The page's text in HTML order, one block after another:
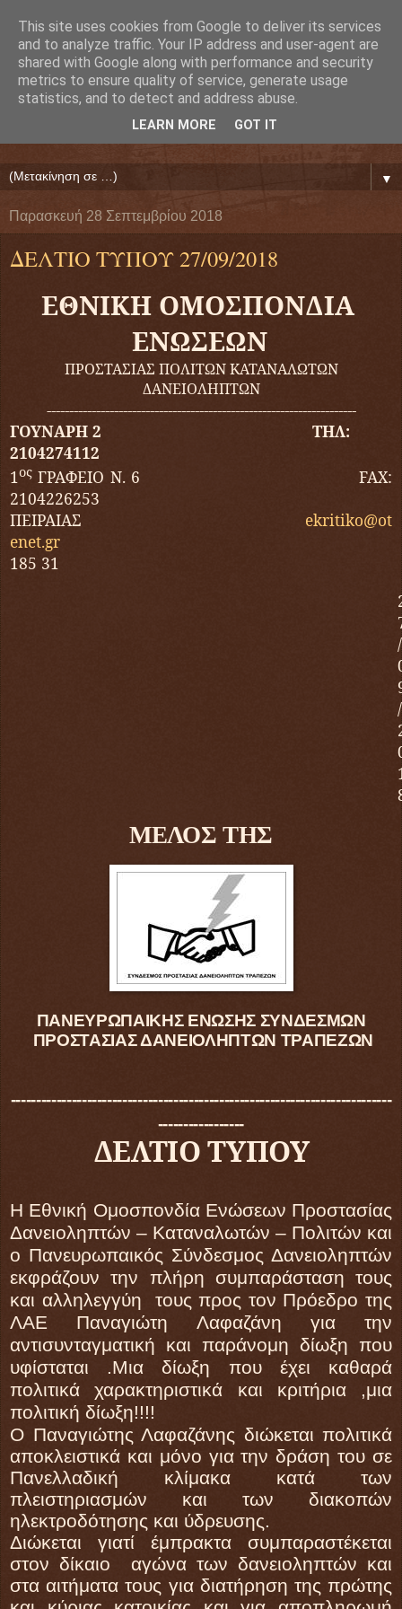
Ευάγγελος Κρητικός
ΠΡΟΕΔΡΟΣ ΕΘΝΙΚΗΣ ΟΜΟΣΠΟΝΔΙΑΣ ΔΑΝΕΙΟΛΗΠΤΩΝ
▼
Παρασκευή 28 Σεπτεμβρίου 2018
ΔΕΛΤΙΟ ΤΥΠΟΥ 27/09/2018
ΕΘΝΙΚΗ ΟΜΟΣΠΟΝΔΙΑ
ΕΝΩΣΕΩΝ
ΠΡΟΣΤΑΣΙΑΣ ΠΟΛΙΤΩΝ ΚΑΤΑΝΑΛΩΤΩΝ
ΔΑΝΕΙΟΛΗΠΤΩΝ
---------------------------------------------------------------------
ΓΟΥΝΑΡΗ 2 ΤΗΛ:
2104274112
1ος ΓΡΑΦΕΙΟ Ν. 6 FAX:
2104226253
ΠΕΙΡΑΙΑΣ ekritiko@ot
enet.gr
185 31
/
/
ΜΕΛΟΣ ΤΗΣ
ΠΑΝΕΥΡΩΠΑΙΚΗΣ ΕΝΩΣΗΣ ΣΥΝΔΕΣΜΩΝ
ΠΡΟΣΤΑΣΙΑΣ ΔΑΝΕΙΟΛΗΠΤΩΝ ΤΡΑΠΕΖΩΝ
---------------------------------------------------------------------------
-----------------
ΔΕΛΤΙΟ ΤΥΠΟΥ
Η Εθνική Ομοσπονδία Ενώσεων Προστασίας
Δανειοληπτών – Καταναλωτών – Πολιτών και
ο Πανευρωπαικός Σύνδεσμος Δανειοληπτών
εκφράζουν την πλήρη συμπαράσταση τους
και αλληλεγγύη
τους προς τον Πρόεδρο της
ΛΑΕ Παναγιώτη Λαφαζάνη για την
αντισυνταγματική και παράνομη δίωξη που
υφίσταται .Μια δίωξη που έχει καθαρά
πολιτικά χαρακτηριστικά και κριτήρια ,μια
πολιτική δίωξη!!!!
Ο Παναγιώτης Λαφαζάνης διώκεται πολιτικά
αποκλειστικά και μόνο για την δράση του σε
Πανελλαδική κλίμακα κατά των
πλειστηριασμών και των διακοπών
ηλεκτροδότησης και ύδρευσης.
Διώκεται γιατί έμπρακτα συμπαραστέκεται
στον δίκαιο αγώνα των δανειοληπτών και
στα αιτήματα τους για διατήρηση της πρώτης
This site uses cookies from Google to deliver its services
and to analyze traffic. Your IP address and user-agent are
shared with Google along with performance and security
metrics to ensure quality of service, generate usage
statistics, and to detect and address abuse.
LEARN MORE GOT IT